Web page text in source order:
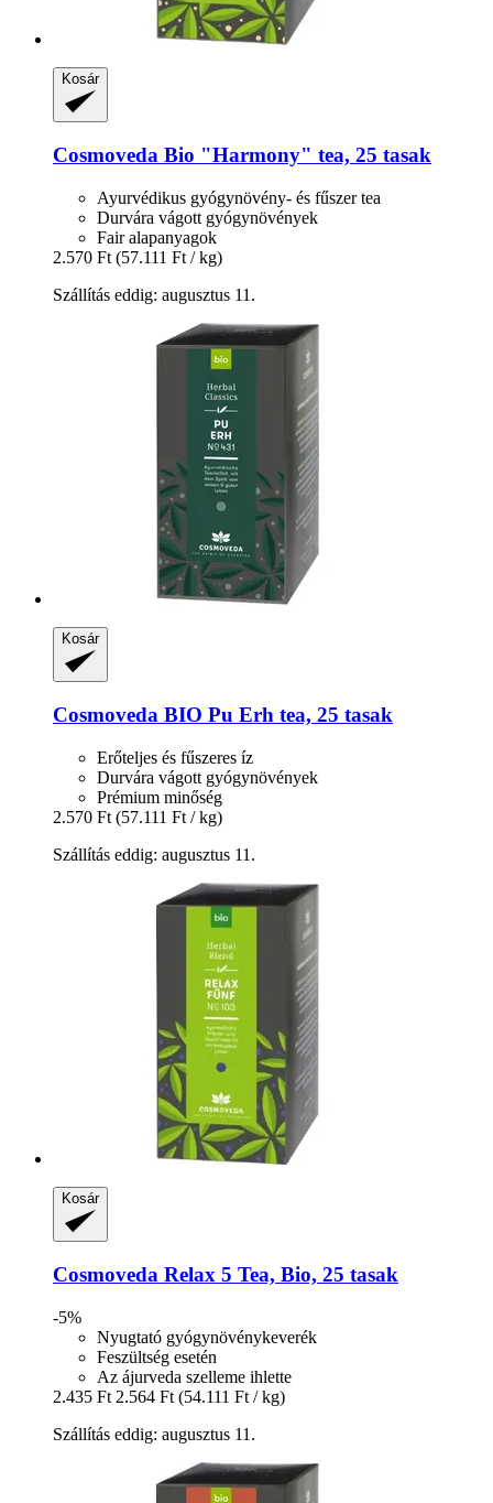
Kosár
Cosmoveda Bio "Harmony" tea, 25 tasak
Ayurvédikus gyógynövény- és fűszer tea
Durvára vágott gyógynövények
Fair alapanyagok
2.570 Ft (57.111 Ft / kg)
Szállítás eddig: augusztus 11.
Kosár
Cosmoveda BIO Pu Erh tea, 25 tasak
Erőteljes és fűszeres íz
Durvára vágott gyógynövények
Prémium minőség
2.570 Ft (57.111 Ft / kg)
Szállítás eddig: augusztus 11.
Kosár
Cosmoveda Relax 5 Tea, Bio, 25 tasak
-5%
Nyugtató gyógynövénykeverék
Feszültség esetén
Az ájurveda szelleme ihlette
2.435 Ft 2.564 Ft (54.111 Ft / kg)
Szállítás eddig: augusztus 11.